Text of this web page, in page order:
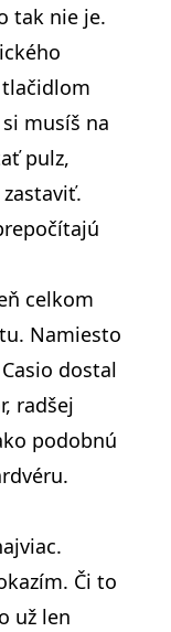
tak nie je.
musíš na
pulz,
celkom
Namiesto
dostal
radšej
podobnú
Či to
už len